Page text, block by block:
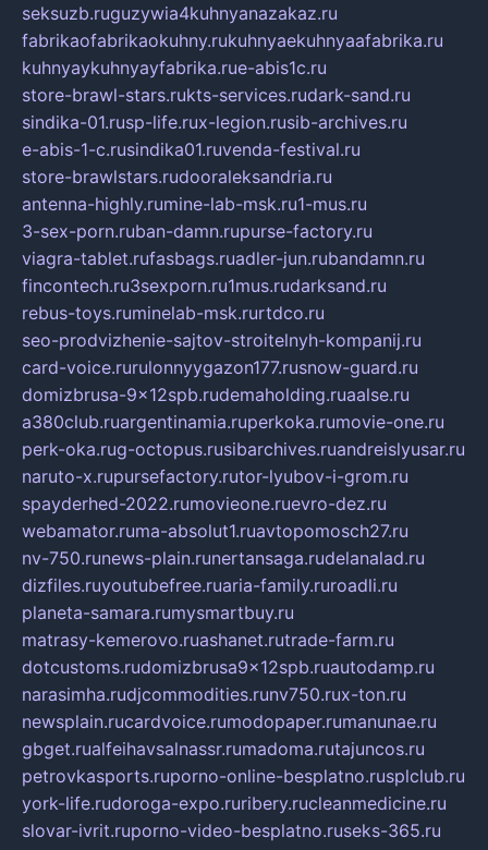
seksuzb.ruguzywia4kuhnyanazakaz.ru
fabrikaofabrikaokuhny.rukuhnyaekuhnyaafabrika.ru
kuhnyaykuhnyayfabrika.rue-abis1c.ru
store-brawl-stars.rukts-services.rudark-sand.ru
sindika-01.rusp-life.rux-legion.rusib-archives.ru
e-abis-1-c.rusindika01.ruvenda-festival.ru
store-brawlstars.rudooraleksandria.ru
antenna-highly.rumine-lab-msk.ru1-mus.ru
3-sex-porn.ruban-damn.rupurse-factory.ru
viagra-tablet.rufasbags.ruadler-jun.rubandamn.ru
fincontech.ru3sexporn.ru1mus.rudarksand.ru
rebus-toys.ruminelab-msk.rurtdco.ru
seo-prodvizhenie-sajtov-stroitelnyh-kompanij.ru
card-voice.rurulonnyygazon177.rusnow-guard.ru
domizbrusa-9x12spb.rudemaholding.ruaalse.ru
a380club.ruargentinamia.ruperkoka.rumovie-one.ru
perk-oka.rug-octopus.rusibarchives.ruandreislyusar.ru
naruto-x.rupursefactory.rutor-lyubov-i-grom.ru
spayderhed-2022.rumovieone.ruevro-dez.ru
webamator.ruma-absolut1.ruavtopomosch27.ru
nv-750.runews-plain.runertansaga.rudelanalad.ru
dizfiles.ruyoutubefree.ruaria-family.ruroadli.ru
planeta-samara.rumysmartbuy.ru
matrasy-kemerovo.ruashanet.rutrade-farm.ru
dotcustoms.rudomizbrusa9x12spb.ruautodamp.ru
narasimha.rudjcommodities.runv750.rux-ton.ru
newsplain.rucardvoice.rumodopaper.rumanunae.ru
gbget.rualfeihavsalnassr.rumadoma.rutajuncos.ru
petrovkasports.ruporno-online-besplatno.rusplclub.ru
york-life.rudoroga-expo.ruribery.rucleanmedicine.ru
slovar-ivrit.ruporno-video-besplatno.ruseks-365.ru